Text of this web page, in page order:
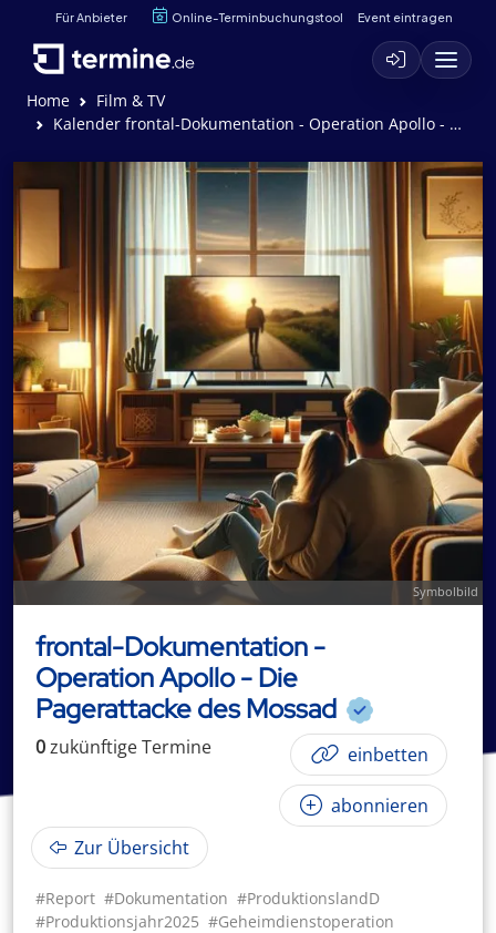
Für Anbieter Online-Terminbuchungstool Event eintragen
Home
Film & TV
Kalender frontal-Dokumentation - Operation Apollo - Die Pagerattacke des Mossad
Symbolbild
frontal-Dokumentation -
Operation Apollo - Die
Pagerattacke des Mossad
0zukünftigeTermine einbetten
abonnieren
Zur Übersicht
#Report #Dokumentation #ProduktionslandD
#Produktionsjahr2025 #Geheimdienstoperation